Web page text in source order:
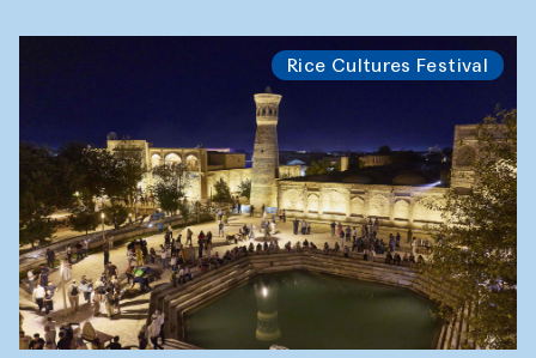
Rice Cultures Festival